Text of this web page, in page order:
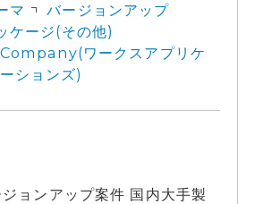
マ
バージョンアップ
ケージ(その他)
Company(ワークスアプリケ
ーションズ)
ョンアップ案件 国内大手製